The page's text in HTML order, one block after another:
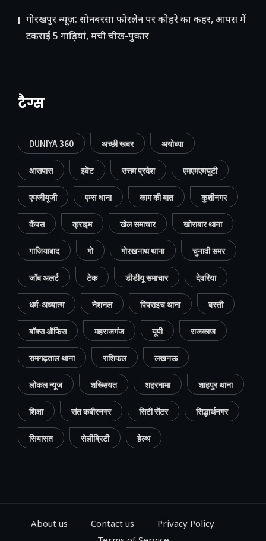
गोरखपुर न्यूज़: सोनबरसा फोरलेन पर कोहरे का कहर, आपस में
टकराईं 5 गाड़ियां, मची चीख-पुकार
टैग्स
DUNIYA 360 अच्छी खबर अयोध्या
आसपास इवेंट उत्तम प्रदेश एमएमएमयूटी
एमजीयूजी एम्स थाना काम की बात कुशीनगर
कैंपस क्राइम खेल समाचार खोराबार थाना
गाजियाबाद गो गोरखनाथ थाना चुनावी समर
जॉब अलर्ट टेक डीडीयू समाचार देवरिया
धर्म-अध्यात्म नेशनल पिपराइच थाना बस्ती
बॉक्स ऑफिस महराजगंज यूपी राजकाज
रामगढ़ताल थाना राशिफल लखनऊ
लोकल न्यूज शख्सियत शहरनामा शाहपुर थाना
शिक्षा संत कबीरनगर सिटी सेंटर सिद्धार्थनगर
सियासत सेलीब्रिटी हेल्थ
About us Contact us
Privacy Policy